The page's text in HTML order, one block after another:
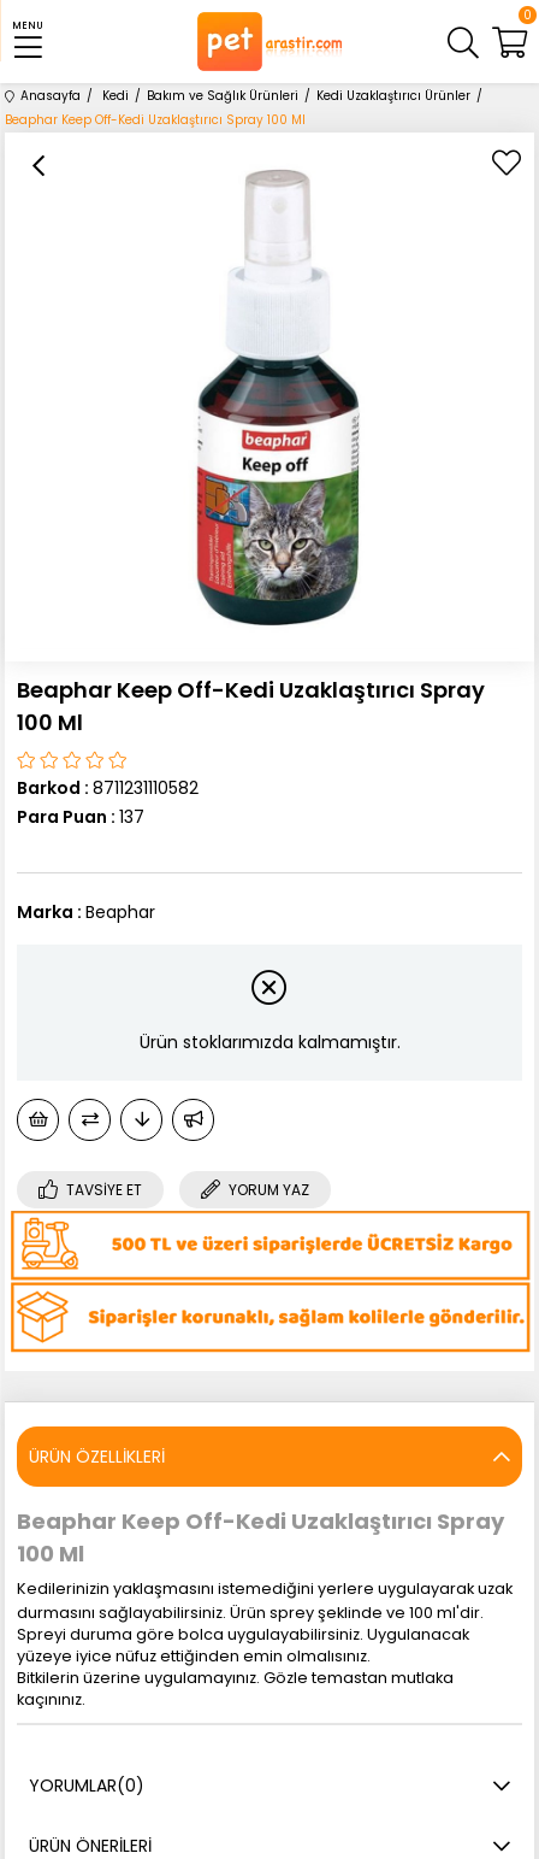
MENU
0
Anasayfa Kedi Bakım ve Sağlık Ürünleri
Kedi Uzaklaştırıcı Ürünler
Beaphar Keep Off-Kedi Uzaklaştırıcı Spray 100 Ml
Beaphar Keep Off-Kedi Uzaklaştırıcı Spray
100 Ml
Barkod : 8711231110582
Para Puan : 137
Marka : Beaphar
Ürün stoklarımızda kalmamıştır.
TAVSIYE ET YORUM YAZ
ÜRÜN ÖZELLIKLERI
Beaphar Keep Off-Kedi Uzaklaştırıcı Spray
100 Ml
Kedilerinizin yaklaşmasını istemediğini yerlere uygulayarak uzak
durmasını sağlayabilirsiniz. Ürün sprey şeklinde ve 100 ml'dir.
Spreyi duruma göre bolca uygulayabilirsiniz. Uygulanacak
yüzeye iyice nüfuz ettiğinden emin olmalısınız.
Bitkilerin üzerine uygulamayınız. Gözle temastan mutlaka
kaçınınız.
YORUMLAR(0)
ÜRÜN ÖNERILERI